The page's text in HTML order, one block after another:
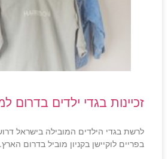
זכיינות בגדי ילדים בדרום
לרשת בגדי הילדים המובילה בישראל דרוש
בפריים לוקיישן בקניון מוביל בדרום הארץ.